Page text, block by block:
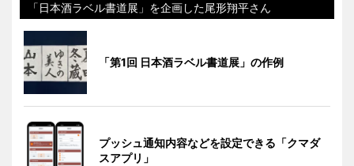
「日本酒ラベル書道展」を企画した尾形翔平さん
「第1回 日本酒ラベル書道展」の作例
プッシュ通知内容などを設定できる「クマダ
スアプリ」